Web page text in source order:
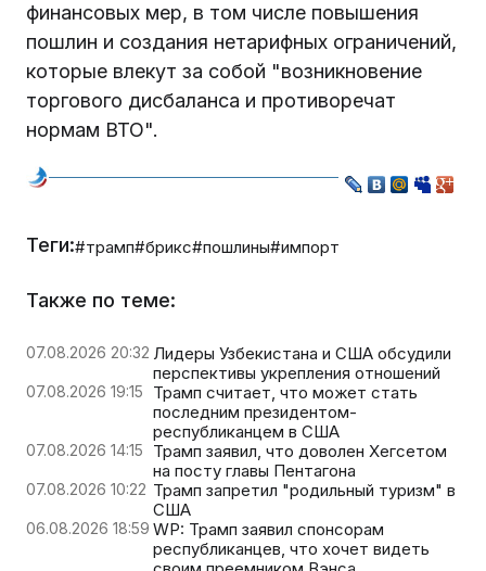
финансовых мер, в том числе повышения
пошлин и создания нетарифных ограничений,
которые влекут за собой "возникновение
торгового дисбаланса и противоречат
нормам ВТО".
Теги:#трамп#брикс#пошлины#импорт
Также по теме:
07.08.2026 20:32 Лидеры Узбекистана и США обсудили
перспективы укрепления отношений
07.08.2026 19:15
Трамп считает, что может стать
последним президентом-
республиканцем в США
07.08.2026 14:15
Трамп заявил, что доволен Хегсетом
на посту главы Пентагона
07.08.2026 10:22 Трамп запретил "родильный туризм" в
США
06.08.2026 18:59 WP: Трамп заявил спонсорам
республиканцев, что хочет видеть